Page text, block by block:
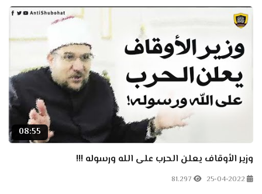
08:55
وزير الأوقاف يعلن الحرب على الله ورسوله !!!
25-04-2022
81.297